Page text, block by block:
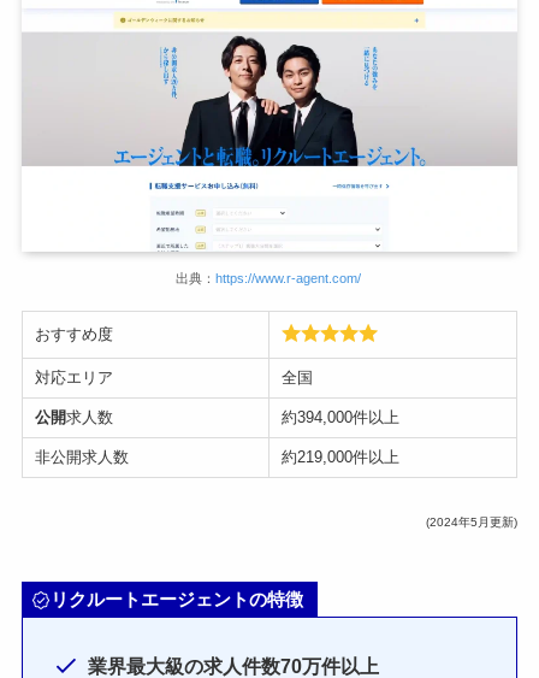
出典：https://www.r-agent.com/
おすすめ度
対応エリア 全国
公開求人数 約394,000件以上
非公開求人数 約219,000件以上
(2024年5月更新)
リクルートエージェントの特徴
業界最大級の求人件数70万件以上